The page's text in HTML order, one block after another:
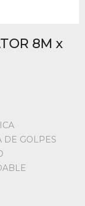
8M x
DE GOLPES